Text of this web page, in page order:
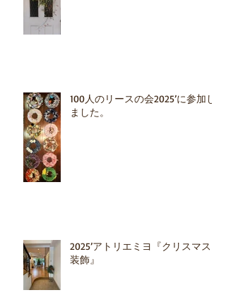
100人のリースの会2025’に参加し
ました。
2025’アトリエミヨ『クリスマス
装飾』